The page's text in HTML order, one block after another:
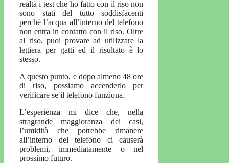
realtà i test che ho fatto con il riso non
sono stati del tutto soddisfacenti
perchè l’acqua all’interno del telefono
non entra in contatto con il riso. Oltre
al riso, puoi provare ad utilizzare la
lettiera per gatti ed il risultato è lo
stesso.
A questo punto, e dopo almeno 48 ore
di riso, possiamo accenderlo per
verificare se il telefono funziona.
L’esperienza mi dice che, nella
stragrande maggioranza dei casi,
l’umidità che potrebbe rimanere
all’interno del telefono ci causerà
problemi, immediatamente o nel
prossimo futuro.